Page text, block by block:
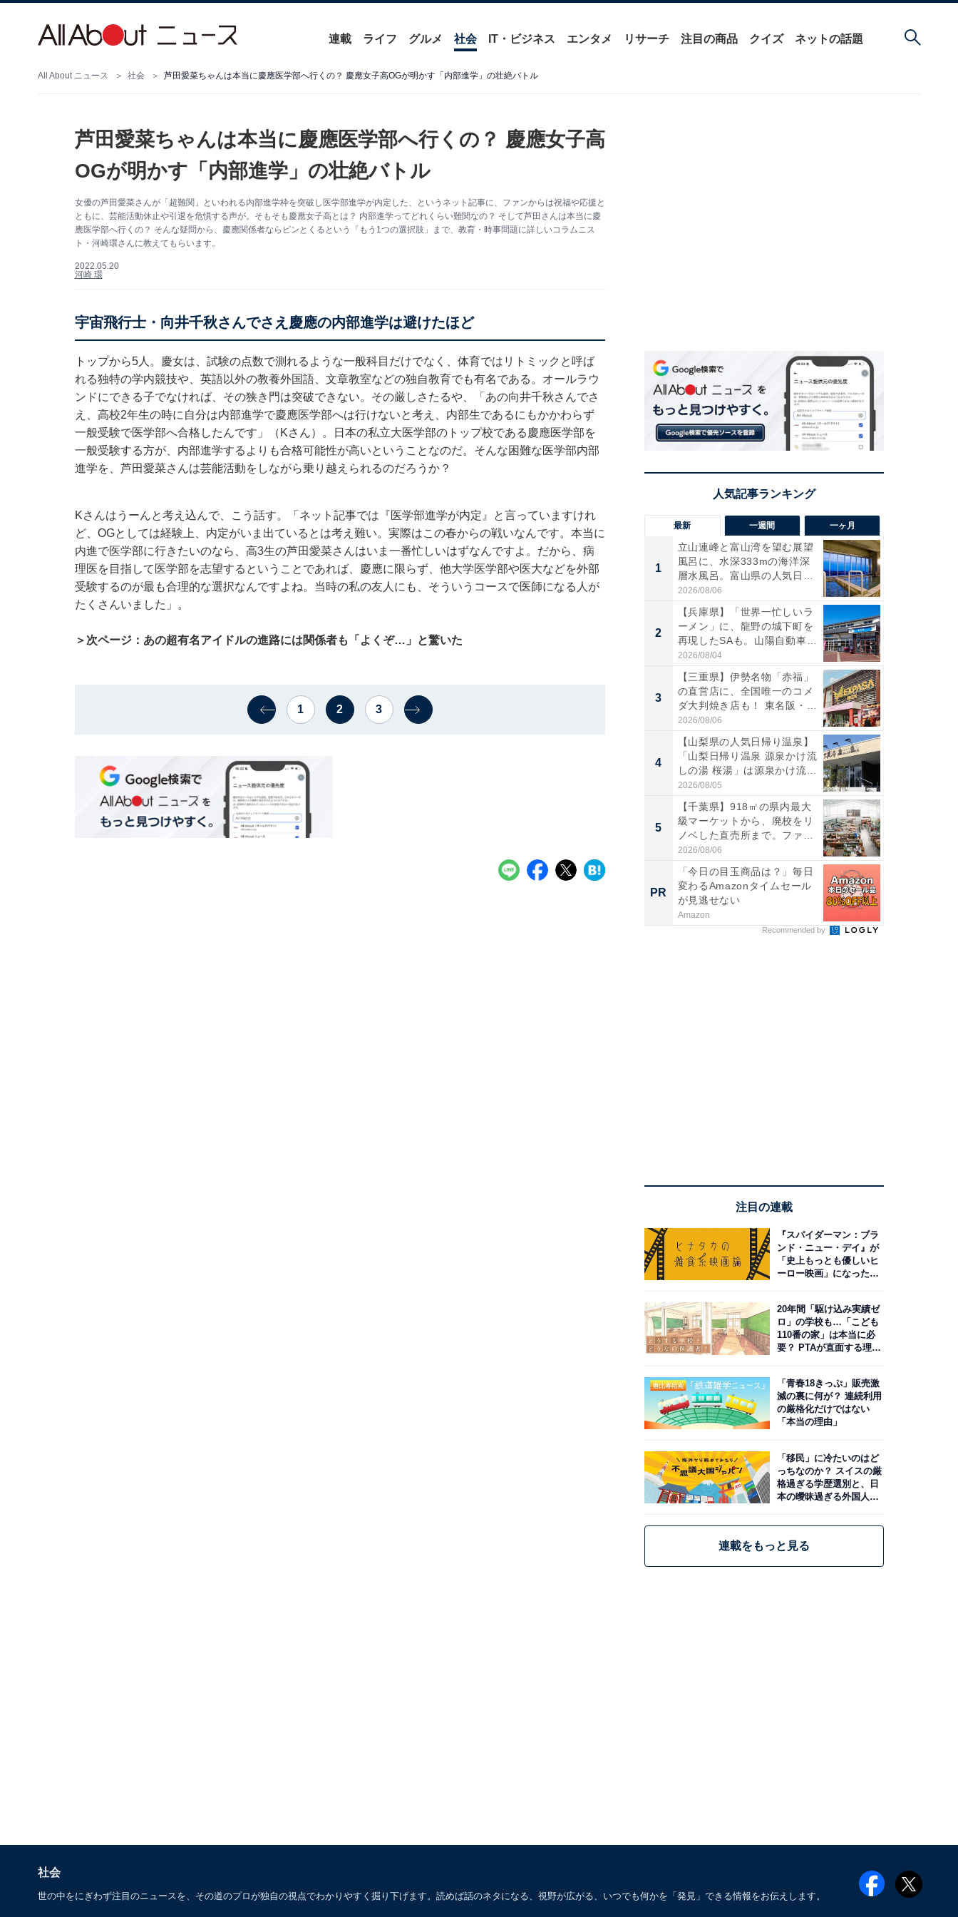
連載 ライフ グルメ 社会 IT・ビジネス エンタメ リサーチ 注目の商品 クイズ ネットの話題
All About ニュース 社会 芦田愛菜ちゃんは本当に慶應医学部へ行くの？ 慶應女子高OGが明かす「内部進学」の壮絶バトル
芦田愛菜ちゃんは本当に慶應医学部へ行くの？ 慶應女子高
OGが明かす「内部進学」の壮絶バトル
女優の芦田愛菜さんが「超難関」といわれる内部進学枠を突破し医学部進学が内定した、というネット記事に、ファンからは祝福や応援と
ともに、芸能活動休止や引退を危惧する声が。そもそも慶應女子高とは？ 内部進学ってどれくらい難関なの？ そして芦田さんは本当に慶
應医学部へ行くの？ そんな疑問から、慶應関係者ならピンとくるという「もう1つの選択肢」まで、教育・時事問題に詳しいコラムニス
ト・河崎環さんに教えてもらいます。
2022.05.20
河崎 環
宇宙飛行士・向井千秋さんでさえ慶應の内部進学は避けたほど
トップから5人。慶女は、試験の点数で測れるような一般科目だけでなく、体育ではリトミックと呼ば
れる独特の学内競技や、英語以外の教養外国語、文章教室などの独自教育でも有名である。オールラウ
ンドにできる子でなければ、その狭き門は突破できない。その厳しさたるや、「あの向井千秋さんでさ
え、高校2年生の時に自分は内部進学で慶應医学部へは行けないと考え、内部生であるにもかかわらず
一般受験で医学部へ合格したんです」（Kさん）。日本の私立大医学部のトップ校である慶應医学部を
一般受験する方が、内部進学するよりも合格可能性が高いということなのだ。そんな困難な医学部内部
進学を、芦田愛菜さんは芸能活動をしながら乗り越えられるのだろうか？
Kさんはうーんと考え込んで、こう話す。「ネット記事では『医学部進学が内定』と言っていますけれ
ど、OGとしては経験上、内定がいま出ているとは考え難い。実際はこの春からの戦いなんです。本当に
内進で医学部に行きたいのなら、高3生の芦田愛菜さんはいま一番忙しいはずなんですよ。だから、病
理医を目指して医学部を志望するということであれば、慶應に限らず、他大学医学部や医大などを外部
受験するのが最も合理的な選択なんですよね。当時の私の友人にも、そういうコースで医師になる人が
たくさんいました」。
＞次ページ：あの超有名アイドルの進路には関係者も「よくぞ…」と驚いた
1 2 3
最新 一週間 一ヶ月
1
立山連峰と富山湾を望む展望
風呂に、水深333mの海洋深
層水風呂。富山県の人気日
帰...
2026/08/06
2
【兵庫県】「世界一忙しいラ
ーメン」に、龍野の城下町を
再現したSAも。山陽自動車
道...
2026/08/04
3
【三重県】伊勢名物「赤福」
の直営店に、全国唯一のコメ
ダ大判焼き店も！ 東名阪・
伊...
2026/08/06
4
【山梨県の人気日帰り温泉】
「山梨日帰り温泉 源泉かけ流
しの湯 桜湯」は源泉かけ流...
2026/08/05
5
【千葉県】918㎡の県内最大
級マーケットから、廃校をリ
ノベした直売所まで。ファ
ー...
2026/08/06
PR
「今日の目玉商品は？」毎日
変わるAmazonタイムセール
が見逃せない
Amazon
Recommended by
注目の連載
『スパイダーマン：ブラ
ンド・ニュー・デイ』が
「史上もっとも優しいヒ
ーロー映画」になった理
20年間「駆け込み実績ゼ
ロ」の学校も…「こども
110番の家」は本当に必
要？ PTAが直面する理想
「青春18きっぷ」販売激
減の裏に何が？ 連続利用
の厳格化だけではない
「本当の理由」
「移民」に冷たいのはど
っちなのか？ スイスの厳
格過ぎる学歴選別と、日
本の曖昧過ぎる外国人政
連載をもっと見る
社会
世の中をにぎわず注目のニュースを、その道のプロが独自の視点でわかりやすく掘り下げます。読めば話のネタになる、視野が広がる、いつでも何かを「発見」できる情報をお伝えします。